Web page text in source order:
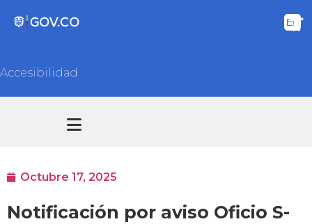
Accesibilidad
Octubre 17, 2025
Notificación por aviso Oficio S-